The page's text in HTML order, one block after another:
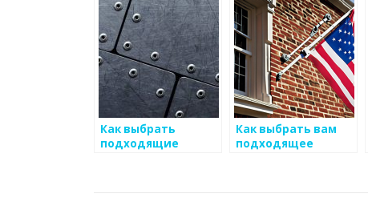
Как выбрать
подходящие
Как выбрать вам
подходящее